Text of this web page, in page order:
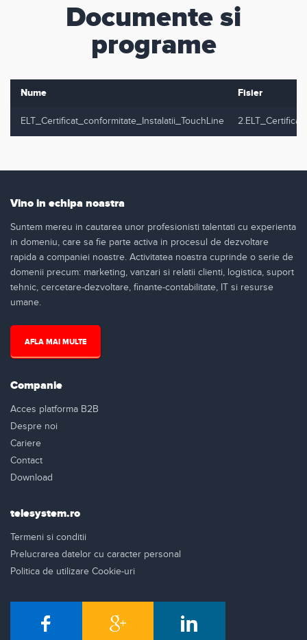
Documente si
programe
Nume Fisier
ELT_Certificat_conformitate_Instalatii_TouchLine
Vino in echipa noastra
Suntem mereu in cautarea unor profesionisti talentati cu experienta
in domeniu, care sa fie parte activa in procesul de dezvoltare
rapida a companiei noastre. Activitatea noastra cuprinde o serie de
domenii precum: marketing, vanzari si relatii clienti, logistica, suport
tehnic, cercetare-dezvoltare, finante-contabilitate, IT si resurse
umane.
AFLA MAI MULTE
Companie
Acces platforma B2B
Despre noi
Cariere
Contact
Download
telesystem.ro
Termeni si conditii
Prelucrarea datelor cu caracter personal
Politica de utilizare Cookie-uri